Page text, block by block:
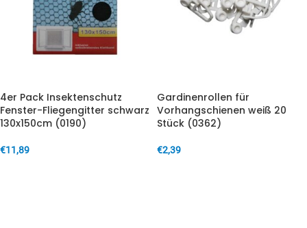
4er Pack Insektenschutz
Fenster-Fliegengitter schwarz
130x150cm (0190)
€11,89
Gardinenrollen für
Vorhangschienen weiß 20
Stück (0362)
€2,39